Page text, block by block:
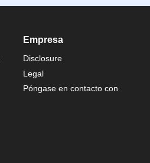
Empresa
Disclosure
Legal
Póngase en contacto con